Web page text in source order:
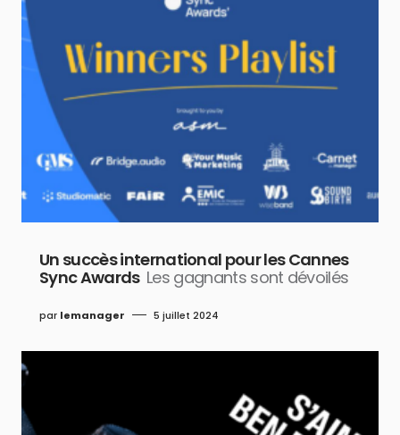
Un succès international pour les Cannes
Sync Awards Les gagnants sont dévoilés
par lemanager 5 juillet 2024